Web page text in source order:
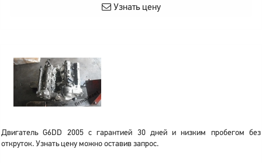
Узнать цену
Двигатель G6DD 2005 с гарантией 30 дней и низким пробегом без
откруток. Узнать цену можно оставив запрос.